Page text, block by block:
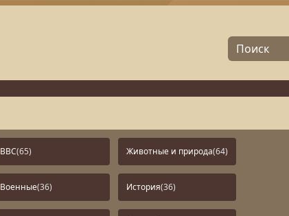
BBC(65) Животные и природа(64)
Военные(36) История(36)